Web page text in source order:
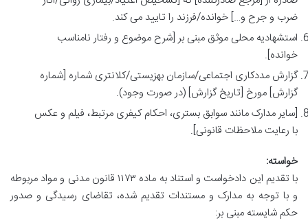
ضرب و جرح و…] خوانده/فرزند را تایید می کند.
استشهادیه محلی موثق مبنی بر [شرح موضوع و رفتار نامناسب
خوانده].
گزارش مددکاری اجتماعی/سازمان بهزیستی/کلانتری شماره [شماره
گزارش] مورخ [تاریخ گزارش] (در صورت وجود).
[سایر مدارک مانند سوابق بستری، احکام کیفری مرتبط، فیلم و عکس
با رعایت ملاحظات قانونی].
خواسته:
با تقدیم این دادخواست و استناد به ماده ۱۱۷۳ قانون مدنی و مواد مربوطه
و با توجه به مدارک و مستندات تقدیم شده، تقاضای رسیدگی و صدور
حکم شایسته مبنی بر: